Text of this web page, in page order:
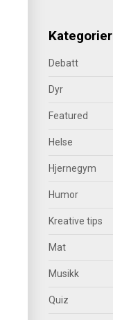
Kategorier
Debatt
Dyr
Featured
Helse
Hjernegym
Humor
Kreative tips
Mat
Musikk
Quiz